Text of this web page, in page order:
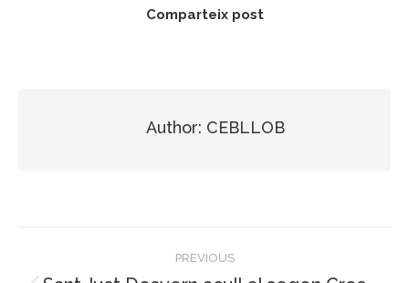
Comparteix post
Author: CEBLLOB
PREVIOUS